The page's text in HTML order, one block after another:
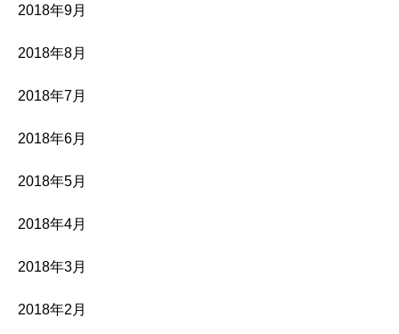
2018年9月
2018年8月
2018年7月
2018年6月
2018年5月
2018年4月
2018年3月
2018年2月